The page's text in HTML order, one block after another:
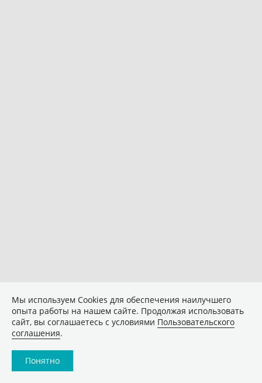
Мы используем Сookies для обеспечения наилучшего
опыта работы на нашем сайте. Продолжая использовать
сайт, вы соглашаетесь с условиями Пользовательского
соглашения.
Понятно